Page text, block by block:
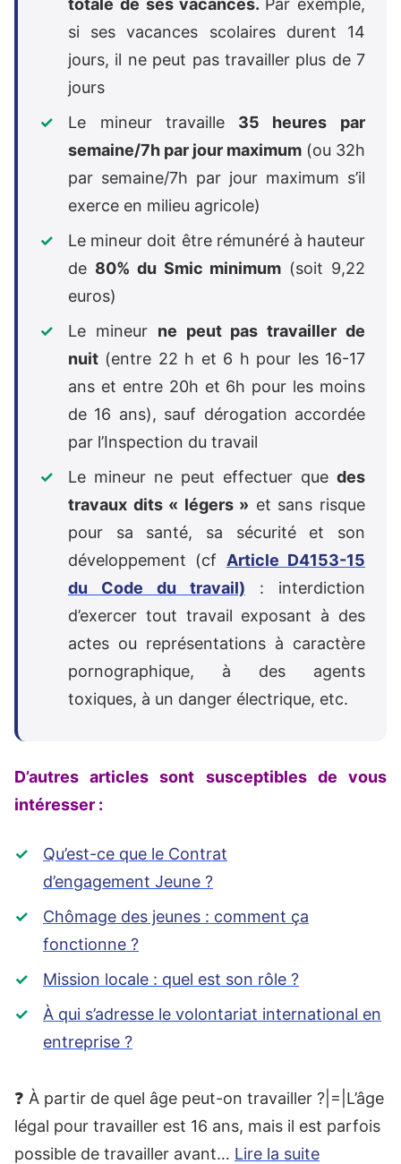
totale de ses vacances. Par exemple,
si ses vacances scolaires durent 14
jours, il ne peut pas travailler plus de 7
jours
Le mineur travaille 35 heures par
semaine/7h par jour maximum (ou 32h
par semaine/7h par jour maximum s’il
exerce en milieu agricole)
Le mineur doit être rémunéré à hauteur
de 80% du Smic minimum (soit 9,22
euros)
Le mineur ne peut pas travailler de
nuit (entre 22 h et 6 h pour les 16-17
ans et entre 20h et 6h pour les moins
de 16 ans), sauf dérogation accordée
par l’Inspection du travail
Le mineur ne peut effectuer que des
travaux dits « légers » et sans risque
pour sa santé, sa sécurité et son
développement (cf Article D4153-15
du Code du travail) : interdiction
d’exercer tout travail exposant à des
actes ou représentations à caractère
pornographique, à des agents
toxiques, à un danger électrique, etc.
D’autres articles sont susceptibles de vous
intéresser :
Qu’est-ce que le Contrat
d’engagement Jeune ?
Chômage des jeunes : comment ça
fonctionne ?
Mission locale : quel est son rôle ?
À qui s’adresse le volontariat international en
entreprise ?
❓ À partir de quel âge peut-on travailler ?|=|L’âge
légal pour travailler est 16 ans, mais il est parfois
possible de travailler avant… Lire la suite